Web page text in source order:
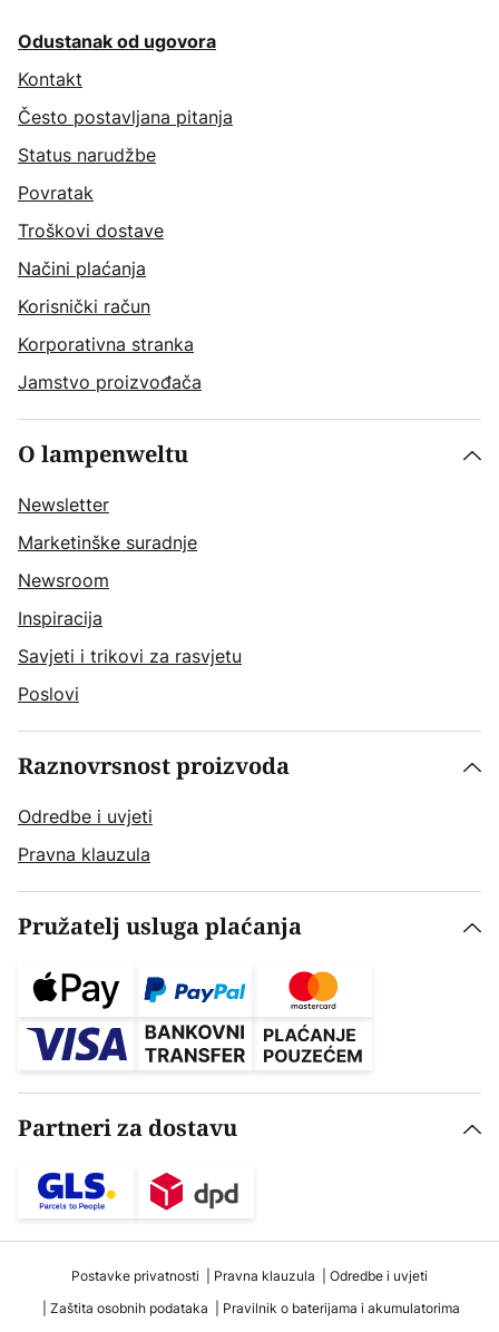
Odustanak od ugovora
Kontakt
Često postavljana pitanja
Status narudžbe
Povratak
Troškovi dostave
Načini plaćanja
Korisnički račun
Korporativna stranka
Jamstvo proizvođača
O lampenweltu
Newsletter
Marketinške suradnje
Newsroom
Inspiracija
Savjeti i trikovi za rasvjetu
Poslovi
Raznovrsnost proizvoda
Odredbe i uvjeti
Pravna klauzula
Pružatelj usluga plaćanja
Partneri za dostavu
Postavke privatnosti Pravna klauzula
Odredbe i uvjeti
Zaštita osobnih podataka
Pravilnik o baterijama i akumulatorima